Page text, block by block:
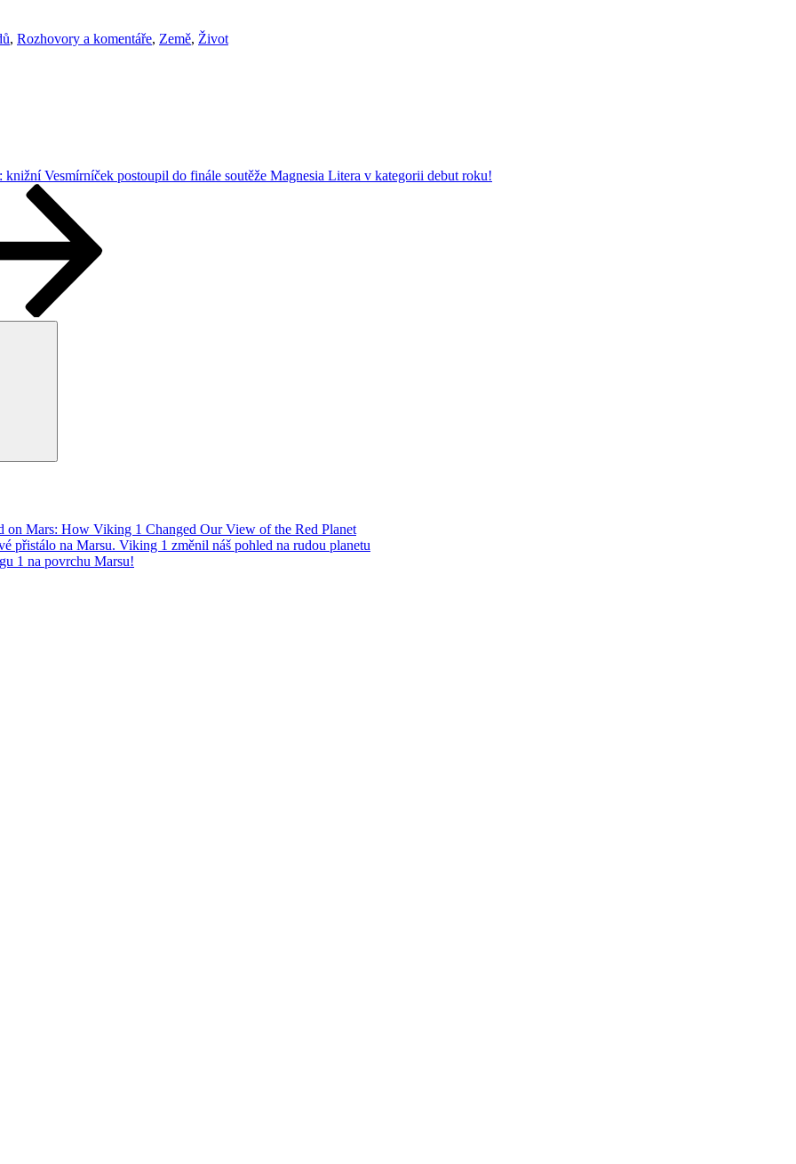
, Rozhovory a komentáře, Země, Život
knižní Vesmírníček postoupil do finále soutěže Magnesia Litera v kategorii debut roku!
on Mars: How Viking 1 Changed Our View of the Red Planet
přistálo na Marsu. Viking 1 změnil náš pohled na rudou planetu
1 na povrchu Marsu!